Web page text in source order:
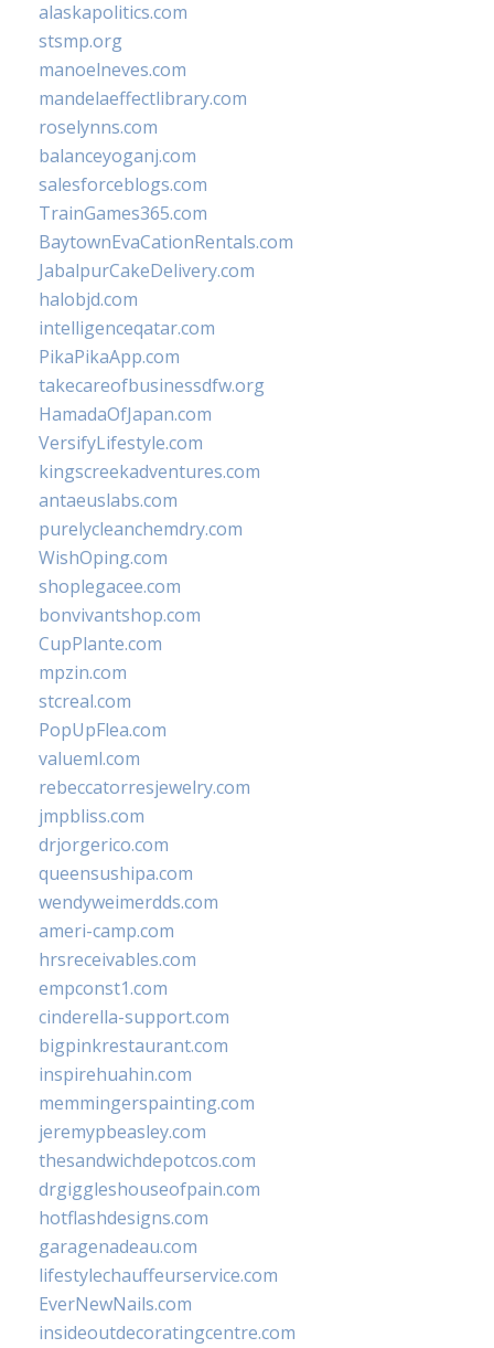
alaskapolitics.com
stsmp.org
manoelneves.com
mandelaeffectlibrary.com
roselynns.com
balanceyoganj.com
salesforceblogs.com
TrainGames365.com
BaytownEvaCationRentals.com
JabalpurCakeDelivery.com
halobjd.com
intelligenceqatar.com
PikaPikaApp.com
takecareofbusinessdfw.org
HamadaOfJapan.com
VersifyLifestyle.com
kingscreekadventures.com
antaeuslabs.com
purelycleanchemdry.com
WishOping.com
shoplegacee.com
bonvivantshop.com
CupPlante.com
mpzin.com
stcreal.com
PopUpFlea.com
valueml.com
rebeccatorresjewelry.com
jmpbliss.com
drjorgerico.com
queensushipa.com
wendyweimerdds.com
ameri-camp.com
hrsreceivables.com
empconst1.com
cinderella-support.com
bigpinkrestaurant.com
inspirehuahin.com
memmingerspainting.com
jeremypbeasley.com
thesandwichdepotcos.com
drgiggleshouseofpain.com
hotflashdesigns.com
garagenadeau.com
lifestylechauffeurservice.com
EverNewNails.com
insideoutdecoratingcentre.com